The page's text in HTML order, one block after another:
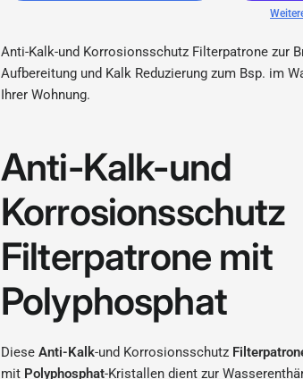
Anti-Kalk-und Korrosionsschutz Filterpatrone zur
Aufbereitung und Kalk Reduzierung zum Bsp. im
Ihrer Wohnung.
Anti-Kalk-und
Korrosionsschutz
Filterpatrone mit
Polyphosphat
Diese Anti-Kalk-und Korrosionsschutz
mit Polyphosphat-Kristallen dient zur